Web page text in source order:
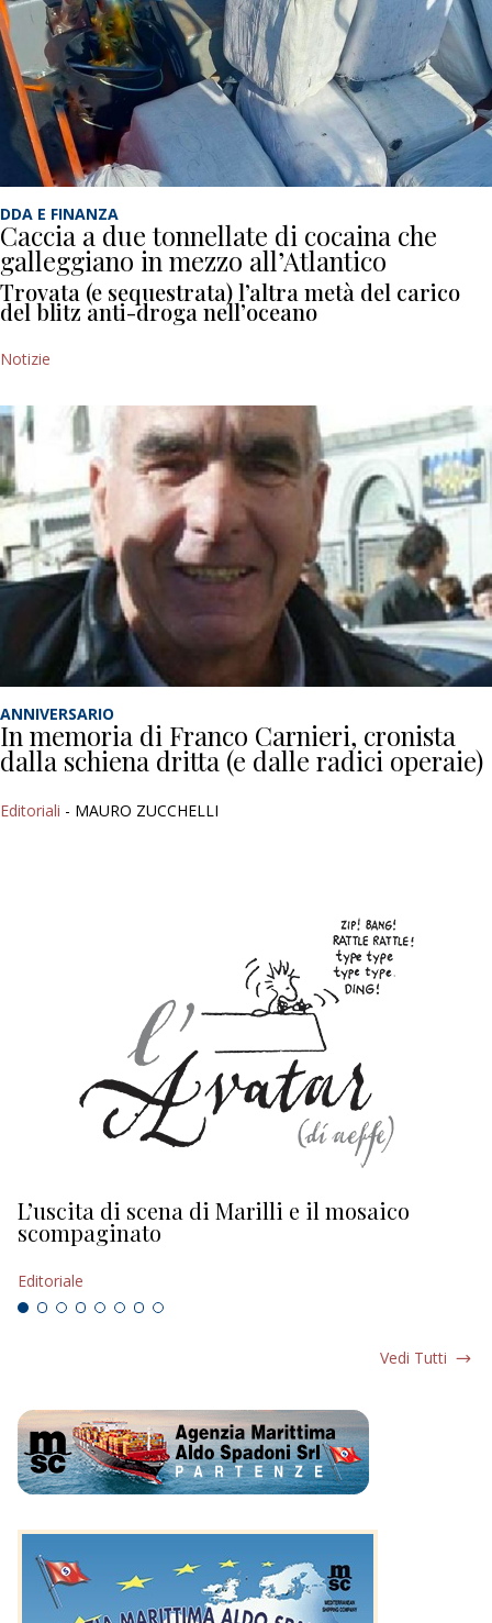
DDA E FINANZA
Caccia a due tonnellate di cocaina che
galleggiano in mezzo all’Atlantico
Trovata (e sequestrata) l’altra metà del carico
del blitz anti-droga nell’oceano
Notizie
ANNIVERSARIO
In memoria di Franco Carnieri, cronista
dalla schiena dritta (e dalle radici operaie)
Editoriali - MAURO ZUCCHELLI
L’uscita di scena di Marilli e il mosaico
scompaginato
Editoriale
Vedi Tutti